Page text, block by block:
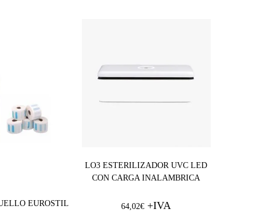
EUROSTIL
LO3 ESTERILIZADOR UVC LED
CON CARGA INALAMBRICA
64,02€ +IVA